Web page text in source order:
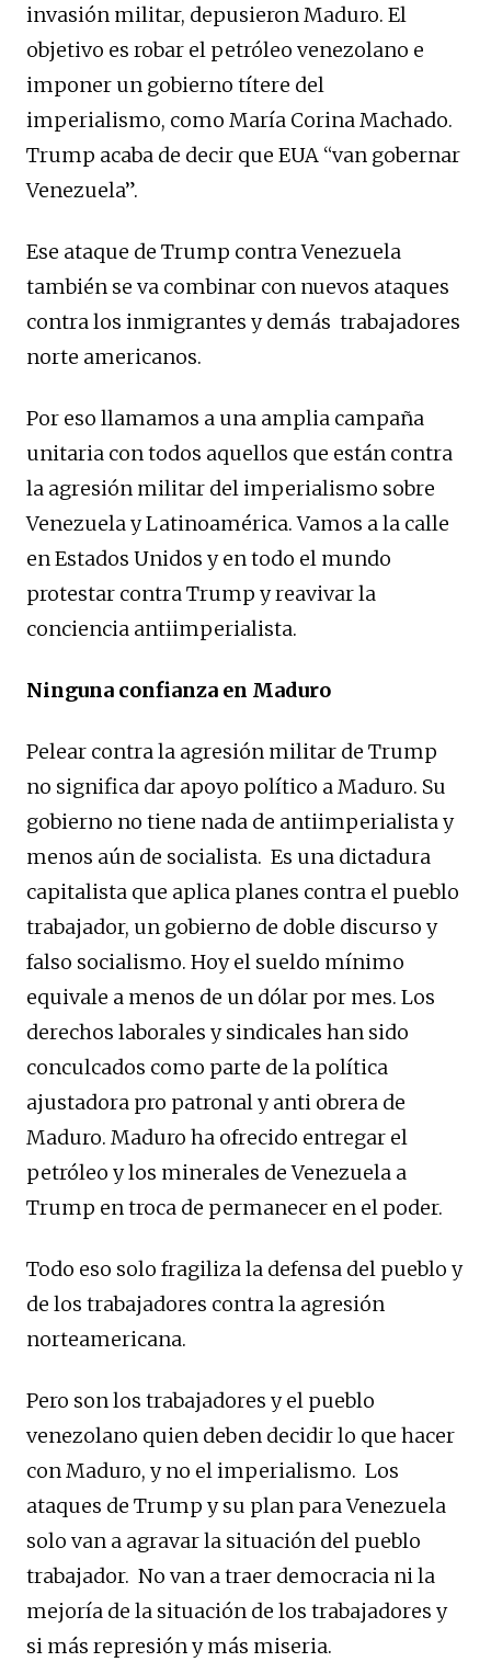
invasión militar, depusieron Maduro. El
objetivo es robar el petróleo venezolano e
imponer un gobierno títere del
imperialismo, como María Corina Machado.
Trump acaba de decir que EUA “van gobernar
Venezuela”.
Ese ataque de Trump contra Venezuela
también se va combinar con nuevos ataques
contra los inmigrantes y demás trabajadores
norte americanos.
Por eso llamamos a una amplia campaña
unitaria con todos aquellos que están contra
la agresión militar del imperialismo sobre
Venezuela y Latinoamérica. Vamos a la calle
en Estados Unidos y en todo el mundo
protestar contra Trump y reavivar la
conciencia antiimperialista.
Ninguna confianza en Maduro
Pelear contra la agresión militar de Trump
no significa dar apoyo político a Maduro. Su
gobierno no tiene nada de antiimperialista y
menos aún de socialista. Es una dictadura
capitalista que aplica planes contra el pueblo
trabajador, un gobierno de doble discurso y
falso socialismo. Hoy el sueldo mínimo
equivale a menos de un dólar por mes. Los
derechos laborales y sindicales han sido
conculcados como parte de la política
ajustadora pro patronal y anti obrera de
Maduro. Maduro ha ofrecido entregar el
petróleo y los minerales de Venezuela a
Trump en troca de permanecer en el poder.
Todo eso solo fragiliza la defensa del pueblo y
de los trabajadores contra la agresión
norteamericana.
Pero son los trabajadores y el pueblo
venezolano quien deben decidir lo que hacer
con Maduro, y no el imperialismo. Los
ataques de Trump y su plan para Venezuela
solo van a agravar la situación del pueblo
trabajador. No van a traer democracia ni la
mejoría de la situación de los trabajadores y
si más represión y más miseria.